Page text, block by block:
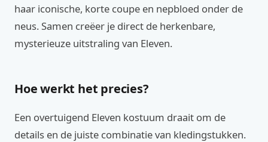
haar iconische, korte coupe en nepbloed onder de
neus. Samen creëer je direct de herkenbare,
mysterieuze uitstraling van Eleven.
Hoe werkt het precies?
Een overtuigend Eleven kostuum draait om de
details en de juiste combinatie van kledingstukken.